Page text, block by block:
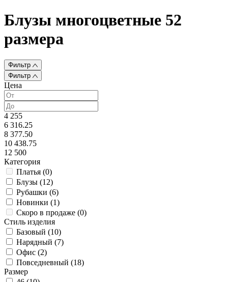
Блузы многоцветные 52
размера
Фильтр
Фильтр
Цена
4 255
6 316.25
8 377.50
10 438.75
12 500
Категория
Платья (0)
Блузы (12)
Рубашки (6)
Новинки (1)
Скоро в продаже (0)
Стиль изделия
Базовый (10)
Нарядный (7)
Офис (2)
Повседневный (18)
Размер